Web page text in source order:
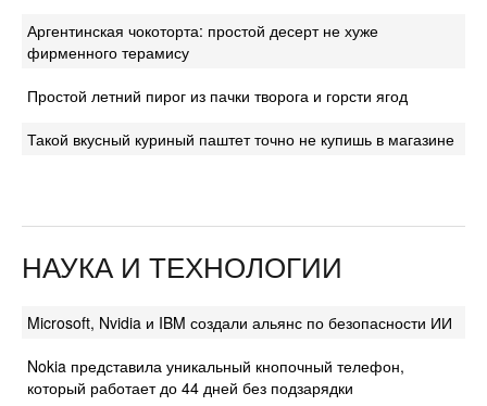
Аргентинская чокоторта: простой десерт не хуже
фирменного терамису
Простой летний пирог из пачки творога и горсти ягод
Такой вкусный куриный паштет точно не купишь в магазине
НАУКА И ТЕХНОЛОГИИ
Microsoft, Nvidia и IBM создали альянс по безопасности ИИ
Nokia представила уникальный кнопочный телефон,
который работает до 44 дней без подзарядки